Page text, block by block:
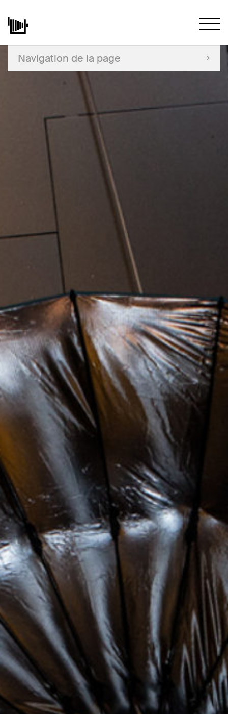
Navigation de la page